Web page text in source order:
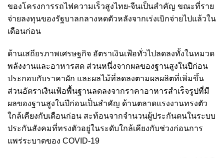
ของโครงการรถไฟความเร็วสูงไทย-จีนเป็นสำคัญ ขณะที่ราย
จ่ายลงทุนของรัฐบาลกลางหดตัวหลังจากเร่งเบิกจ่ายไปแล้วใน
เดือนก่อน
ด้านเสถียรภาพเศรษฐกิจ อัตราเงินเฟ้อทั่วไปลดลงทั้งในหมวด
พลังงานและอาหารสด ส่วนหนึ่งจากผลของฐานสูงในปีก่อน
ประกอบกับราคาผัก และผลไม้ที่ลดลงตามผลผลิตที่เพิ่มขึ้น
ส่วนอัตราเงินเฟ้อพื้นฐานลดลงจากราคาอาหารสำเร็จรูปที่มี
ผลของฐานสูงในปีก่อนเป็นสำคัญ ด้านตลาดแรงงานทรงตัว
ใกล้เคียงกับเดือนก่อน สะท้อนจากจำนวนผู้ประกันตนในระบบ
ประกันสังคมที่ทรงตัวอยู่ในระดับใกล้เคียงกับช่วงก่อนการ
แพร่ระบาดของ COVID-19